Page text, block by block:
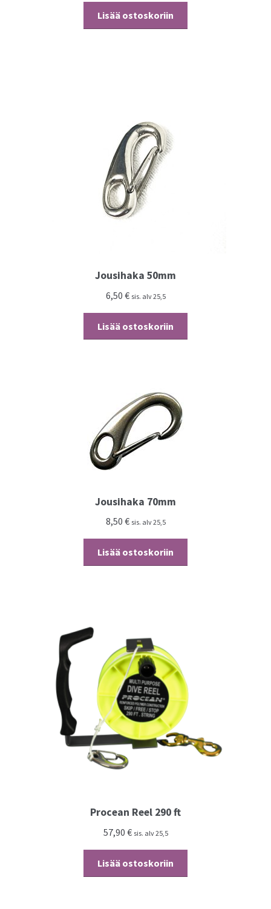
Lisää ostoskoriin
Jousihaka 50mm
6,50 € sis. alv 25,5
Lisää ostoskoriin
Jousihaka 70mm
8,50 € sis. alv 25,5
Lisää ostoskoriin
Procean Reel 290 ft
57,90 € sis. alv 25,5
Lisää ostoskoriin